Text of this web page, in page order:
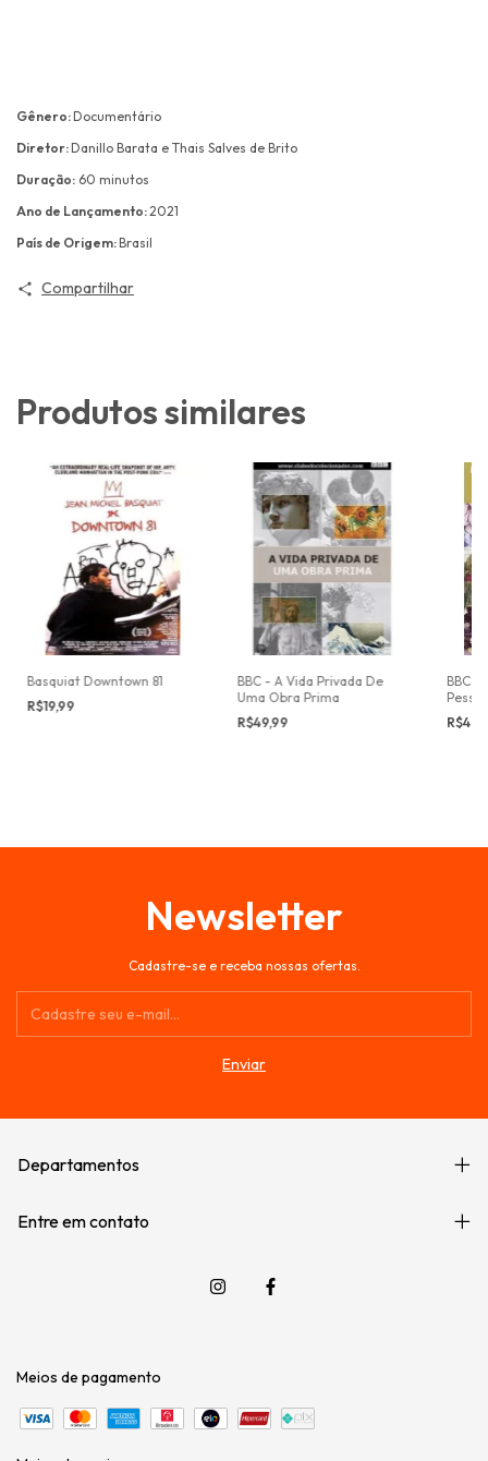
Gênero:Documentário
Diretor:Danillo Barata e Thais Salves de Brito
Duração: 60 minutos
Ano de Lançamento:2021
País de Origem:Brasil
Compartilhar
Produtos similares
Basquiat Downtown 81
R$19,99
BBC - A Vida Privada De
Uma Obra Prima
R$49,99
BBC
Newsletter
Cadastre-se e receba nossas ofertas.
Departamentos
Entre em contato
Meios de pagamento